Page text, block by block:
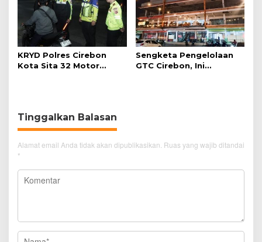
KRYD Polres Cirebon
Kota Sita 32 Motor
Sengketa Pengelolaan
GTC Cirebon, Ini
Tinggalkan Balasan
Alamat email Anda tidak akan dipublikasikan. Ruas yang wajib ditandai
*